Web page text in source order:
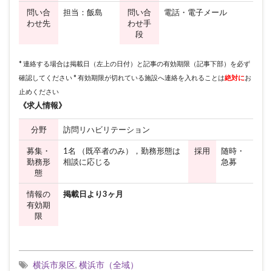
問い合
わせ先
担当：飯島
問い合
わせ手
段
電話・電子メール
* 連絡する場合は掲載日（左上の日付）と記事の有効期限（記事下部）を必ず
確認してください * 有効期限が切れている施設へ連絡を入れることは絶対にお
止めください
《求人情報》
分野 訪問リハビリテーション
募集・
勤務形
態
1名 （既卒者のみ），勤務形態は
相談に応じる
採用
随時・
急募
情報の
有効期
限
掲載日より3ヶ月
横浜市泉区, 横浜市（全域）